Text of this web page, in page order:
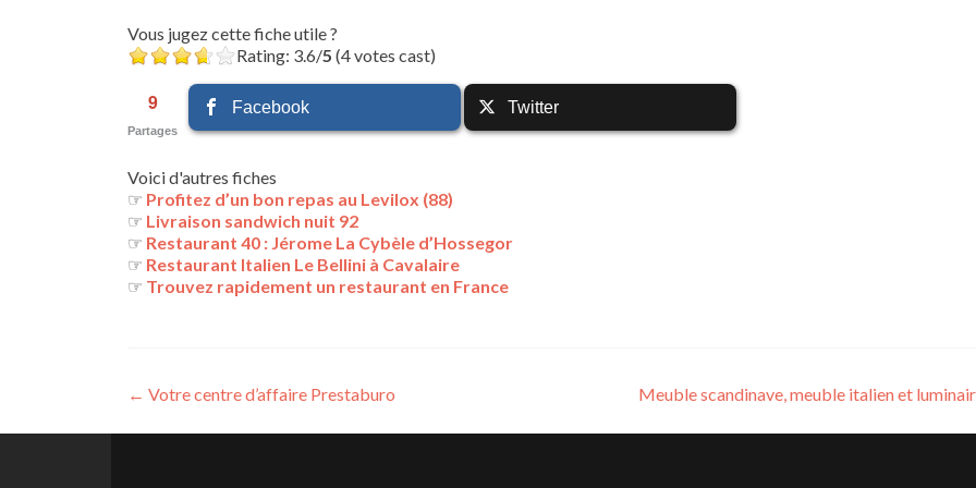
Vous jugez cette fiche utile ?
Rating: 3.6/5 (4 votes cast)
9
Partages
Facebook Twitter
Voici d'autres fiches
☞ Profitez d’un bon repas au Levilox (88)
☞ Livraison sandwich nuit 92
☞ Restaurant 40 : Jérome La Cybèle d’Hossegor
☞ Restaurant Italien Le Bellini à Cavalaire
☞ Trouvez rapidement un restaurant en France
Navigation
des
← Votre centre d’affaire Prestaburo Meuble scandinave, meuble italien et